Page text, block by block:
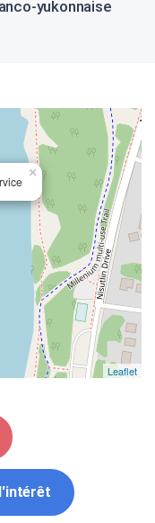
yukonnaise
×
Leaflet